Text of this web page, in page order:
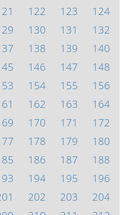
122 123
124
130 131
132
138 139
140
146 147
148
154 155
156
162 163
164
170 171
172
178 179
180
186 187
188
194 195
196
202 203
204